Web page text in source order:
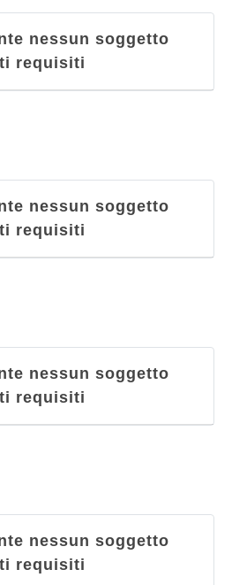
nessun soggetto
requisiti
nessun soggetto
requisiti
nessun soggetto
requisiti
nessun soggetto
requisiti